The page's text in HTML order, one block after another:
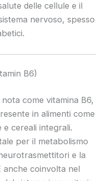
delle cellule e il
nervoso, spesso
B6)
come vitamina B6,
in alimenti come
cereali integrali.
per il metabolismo
e la
anche coinvolta nel